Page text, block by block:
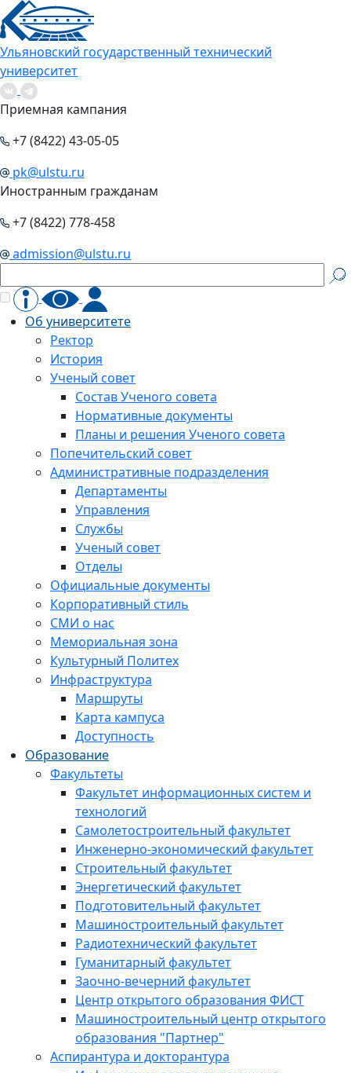
Ульяновский государственный технический
университет
Приемная кампания
+7 (8422) 43-05-05
pk@ulstu.ru
Иностранным гражданам
+7 (8422) 778-458
admission@ulstu.ru
Об университете
Ректор
История
Ученый совет
Состав Ученого совета
Нормативные документы
Планы и решения Ученого совета
Попечительский совет
Административные подразделения
Департаменты
Управления
Службы
Ученый совет
Отделы
Официальные документы
Корпоративный стиль
СМИ о нас
Мемориальная зона
Культурный Политех
Инфраструктура
Маршруты
Карта кампуса
Доступность
Образование
Факультеты
Факультет информационных систем и
технологий
Самолетостроительный факультет
Инженерно-экономический факультет
Строительный факультет
Энергетический факультет
Подготовительный факультет
Машиностроительный факультет
Радиотехнический факультет
Гуманитарный факультет
Заочно-вечерний факультет
Центр открытого образования ФИСТ
Машиностроительный центр открытого
образования "Партнер"
Аспирантура и докторантура